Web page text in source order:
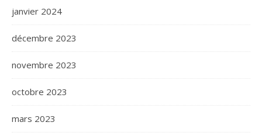
janvier 2024
décembre 2023
novembre 2023
octobre 2023
mars 2023